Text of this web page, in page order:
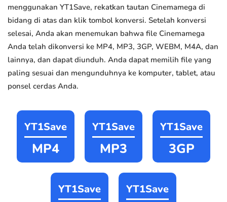
menggunakan YT1Save, rekatkan tautan Cinemamega di
bidang di atas dan klik tombol konversi. Setelah konversi
selesai, Anda akan menemukan bahwa file Cinemamega
Anda telah dikonversi ke MP4, MP3, 3GP, WEBM, M4A, dan
lainnya, dan dapat diunduh. Anda dapat memilih file yang
paling sesuai dan mengunduhnya ke komputer, tablet, atau
ponsel cerdas Anda.
YT1Save
MP4
YT1Save
MP3
YT1Save
3GP
YT1Save YT1Save